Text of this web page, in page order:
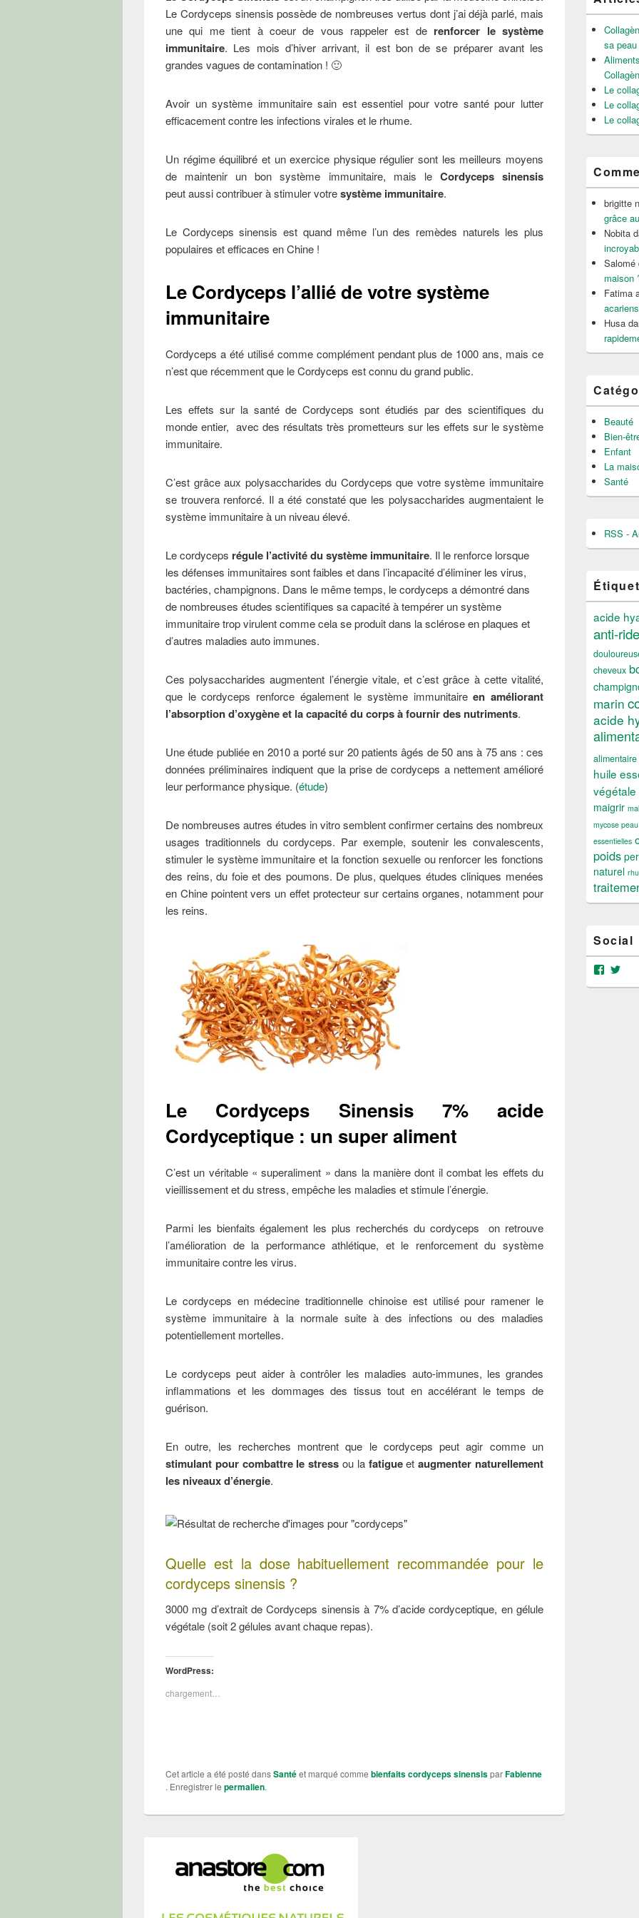
Le Cordyceps sinensis possède de nombreuses vertus dont j’ai déjà parlé, mais
une qui me tient à coeur de vous rappeler est de renforcer le système
immunitaire. Les mois d’hiver arrivant, il est bon de se préparer avant les
grandes vagues de contamination ! 🙂
Avoir un système immunitaire sain est essentiel pour votre santé pour lutter
efficacement contre les infections virales et le rhume.
Un régime équilibré et un exercice physique régulier sont les meilleurs moyens
de maintenir un bon système immunitaire, mais le Cordyceps sinensis
peut aussi contribuer à stimuler votresystème immunitaire.
Le Cordyceps sinensis est quand même l’un des remèdes naturels les plus
populaires et efficaces en Chine !
Le Cordyceps l’allié de votre système
immunitaire
Cordyceps a été utilisé comme complément pendant plus de 1000 ans, mais ce
n’est que récemment que le Cordyceps est connu du grand public.
Les effets sur la santé de Cordyceps sont étudiés par des scientifiques du
monde entier, avec des résultats très prometteurs sur les effets sur le système
immunitaire.
C’est grâce aux polysaccharides du Cordyceps que votre système immunitaire
se trouvera renforcé. Il a été constaté que les polysaccharides augmentaient le
système immunitaire à un niveau élevé.
Le cordyceps régule l’activité du système immunitaire. Il le renforce lorsque
les défenses immunitaires sont faibles et dans l’incapacité d’éliminer les virus,
bactéries, champignons. Dans le même temps, le cordyceps a démontré dans
de nombreuses études scientifiques sa capacité à tempérer un système
immunitaire trop virulent comme cela se produit dans la sclérose en plaques et
d’autres maladies auto immunes.
Ces polysaccharides augmentent l’énergie vitale, et c’est grâce à cette vitalité,
que le cordyceps renforce également le système immunitaireen améliorant
l’absorption d’oxygène et la capacité du corps à fournir des nutriments.
Une étude publiée en 2010 a porté sur 20 patients âgés de 50 ans à 75 ans : ces
données préliminaires indiquent que la prise de cordyceps a nettement amélioré
leur performance physique. (étude)
De nombreuses autres études in vitro semblent confirmer certains des nombreux
usages traditionnels du cordyceps. Par exemple, soutenir les convalescents,
stimuler le système immunitaire et la fonction sexuelle ou renforcer les fonctions
des reins, du foie et des poumons. De plus, quelques études cliniques menées
en Chine pointent vers un effet protecteur sur certains organes, notamment pour
les reins.
Le Cordyceps Sinensis 7% acide
Cordyceptique : un super aliment
C’est un véritable « superaliment » dans la manière dont il combat les effets du
vieillissement et du stress, empêche les maladies et stimule l’énergie.
Parmi les bienfaits également les plus recherchés du cordyceps on retrouve
l’amélioration de la performance athlétique, et le renforcement du système
immunitaire contre les virus.
Le cordyceps en médecine traditionnelle chinoise est utilisé pour ramener le
système immunitaire à la normale suite à des infections ou des maladies
potentiellement mortelles.
Le cordyceps peut aider à contrôler les maladies auto-immunes, les grandes
inflammations et les dommages des tissus tout en accélérant le temps de
guérison.
En outre, les recherches montrent que le cordyceps peut agir comme un
stimulant pour combattre le stress ou la fatigueetaugmenter naturellement
les niveaux d’énergie.
Quelle est la dose habituellement recommandée pour le
cordyceps sinensis ?
3000 mg d’extrait de Cordyceps sinensis à 7% d’acide cordyceptique, en gélule
végétale (soit 2 gélules avant chaque repas).
WordPress:
chargement…
Cet article a été posté dansSantéet marqué comme bienfaits cordyceps sinensisparFabienne
. Enregistrer le permalien.
sa peau
Le
Le
Le
brigitte
grâce
Nobita
Salomé
maison
Fatima
Husa
Beauté
Bien-
Enfant
La
Santé
RSS -
acide
anti-
cheveux
marin
acide
alimentaire
huile
végétale
maigrir
mycose peau
essentielles
poids
naturel
Social
Voir
profil
Voir